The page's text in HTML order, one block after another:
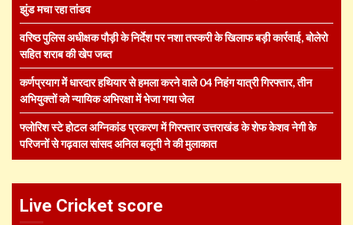
झुंड मचा रहा तांडव
वरिष्ठ पुलिस अधीक्षक पौड़ी के निर्देश पर नशा तस्करी के खिलाफ बड़ी कार्रवाई, बोलेरो
सहित शराब की खेप जब्त
कर्णप्रयाग में धारदार हथियार से हमला करने वाले 04 निहंग यात्री गिरफ्तार, तीन
अभियुक्तों को न्यायिक अभिरक्षा में भेजा गया जेल
फ्लोरिश स्टे होटल अग्निकांड प्रकरण में गिरफ्तार उत्तराखंड के शेफ केशव नेगी के
परिजनों से गढ़वाल सांसद अनिल बलूनी ने की मुलाकात
Live Cricket score